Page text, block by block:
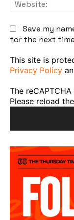
Save my
for the next
This site is
Privacy Policy
The
Please reload